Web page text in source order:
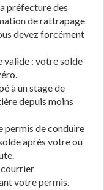
préfecture des
de rattrapage
devez forcément
valide : votre solde
à un stage de
depuis moins
permis de conduire
après votre ou
votre permis.